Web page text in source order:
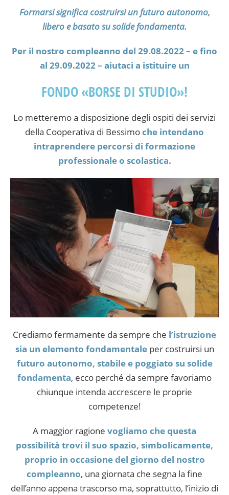
Formarsi significa costruirsi un futuro autonomo,
libero e basato su solide fondamenta.
Per il nostro compleanno del 29.08.2022 – e fino
al 29.09.2022 – aiutaci a istituire un
FONDO «BORSE DI STUDIO»!
Lo metteremo a disposizione degli ospiti dei servizi
della Cooperativa di Bessimoche intendano
intraprendere percorsi di formazione
professionale o scolastica.
Crediamo fermamente da sempre che l’istruzione
sia un elemento fondamentaleper costruirsi un
futuro autonomo, stabile e poggiato su solide
fondamenta, ecco perché da sempre favoriamo
chiunque intenda accrescere le proprie
competenze!
A maggior ragione vogliamo che questa
possibilità trovi il suo spazio, simbolicamente,
proprio in occasione del giorno del nostro
compleanno, una giornata che segna la fine
dell’anno appena trascorso ma, soprattutto, l’inizio di